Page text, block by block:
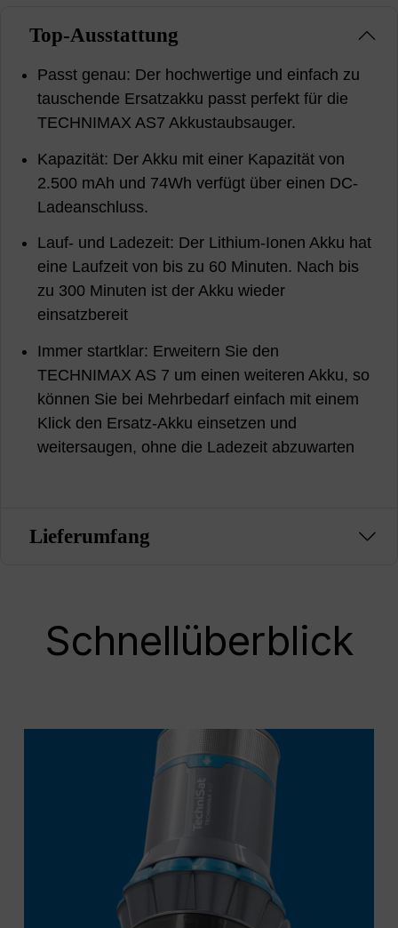
Top-Ausstattung
Passt genau: Der hochwertige und einfach zu
tauschende Ersatzakku passt perfekt für die
TECHNIMAX AS7 Akkustaubsauger.
Kapazität: Der Akku mit einer Kapazität von
2.500 mAh und 74Wh verfügt über einen DC-
Ladeanschluss.
Lauf- und Ladezeit: Der Lithium-Ionen Akku hat
eine Laufzeit von bis zu 60 Minuten. Nach bis
zu 300 Minuten ist der Akku wieder
einsatzbereit
Immer startklar: Erweitern Sie den
TECHNIMAX AS 7 um einen weiteren Akku, so
können Sie bei Mehrbedarf einfach mit einem
Klick den Ersatz-Akku einsetzen und
weitersaugen, ohne die Ladezeit abzuwarten
Lieferumfang
Schnellüberblick